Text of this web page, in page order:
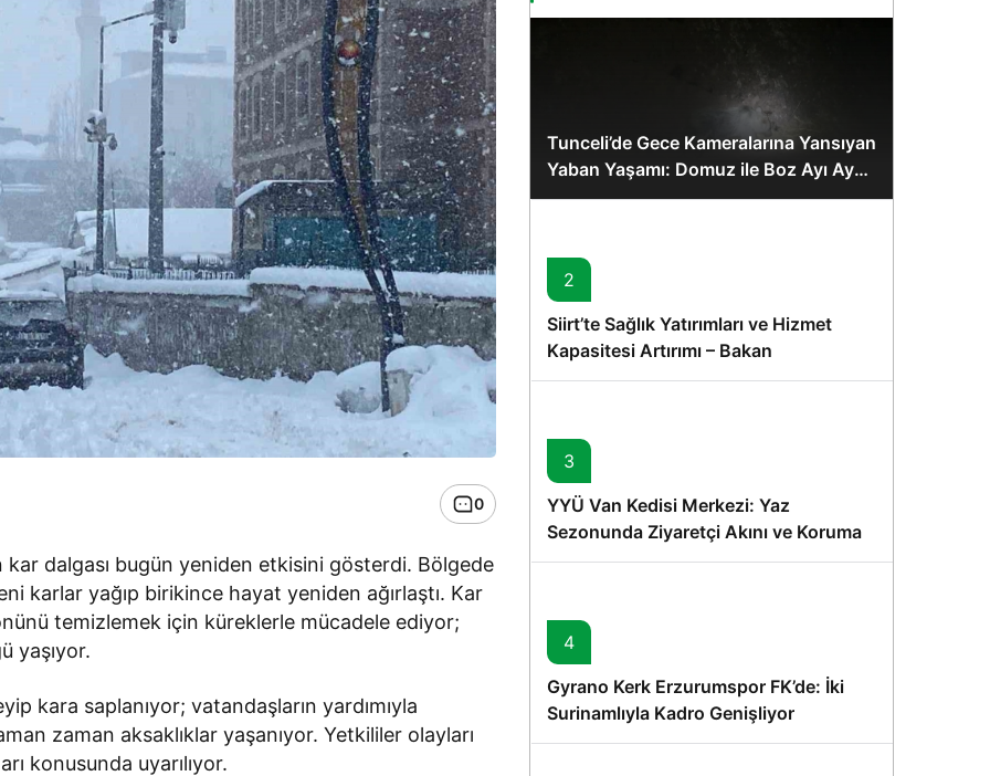
0
dalgası bugün yeniden etkisini gösterdi. Bölgede
karlar yağıp birikince hayat yeniden ağırlaştı. Kar
temizlemek için küreklerle mücadele ediyor;
yaşıyor.
kara saplanıyor; vatandaşların yardımıyla
zaman aksaklıklar yaşanıyor. Yetkililer olayları
konusunda uyarılıyor.
Tunceli’de Gece Kameralarına Yansıyan
Yaban Yaşamı: Domuz ile Boz Ayı Aynı
Karede
2
Siirt’te Sağlık Yatırımları ve Hizmet
Kapasitesi Artırımı – Bakan
Memişoğlu’nun Ziyareti
3
YYÜ Van Kedisi Merkezi: Yaz
Sezonunda Ziyaretçi Akını ve Koruma
Vurgusu
4
Gyrano Kerk Erzurumspor FK’de: İki
Surinamlıyla Kadro Genişliyor